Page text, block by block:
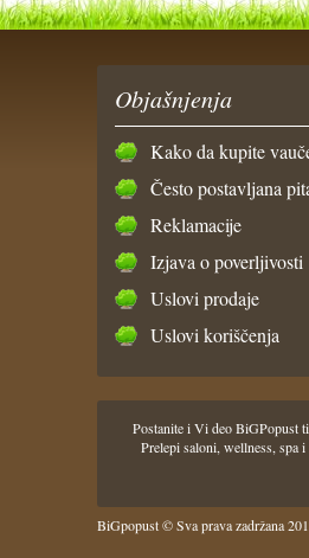
Objašnjenja
Kako da kupite
Često postavljana
Reklamacije
Izjava o poverljivosti
Uslovi prodaje
Uslovi koriščenja
Postanite i Vi deo BiGPopust
Prelepi saloni, wellness, spa
BiGpopust © Sva prava zadržana